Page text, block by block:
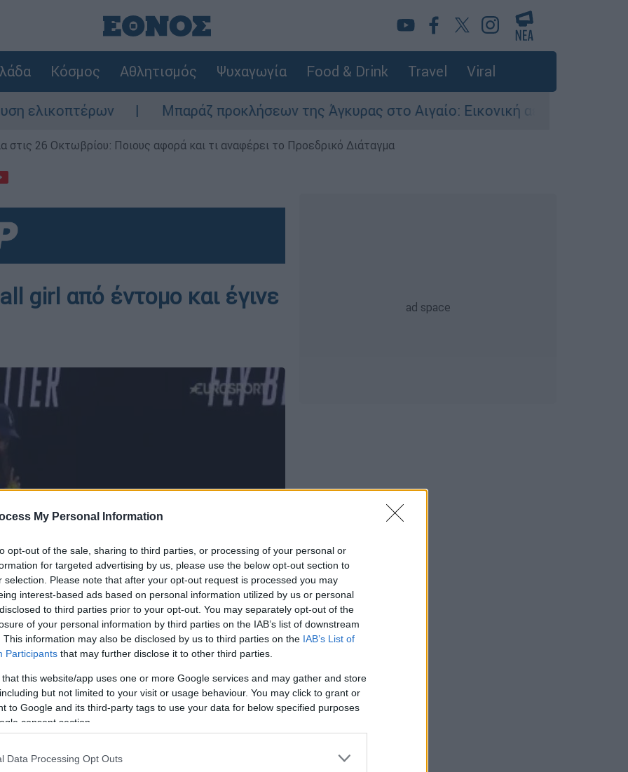
My Personal Information
opt-out of the sale, sharing to third parties, or processing of your personal or
for targeted advertising by us, please use the below opt-out section to
selection. Please note that after your opt-out request is processed you may
interest-based ads based on personal information utilized by us or personal
to third parties prior to your opt-out. You may separately opt-out of the
of your personal information by third parties on the IAB’s list of downstream
This information may also be disclosed by us to third parties on the IAB’s List of
Participants that may further disclose it to other third parties.
that this website/app uses one or more Google services and may gather and store
but not limited to your visit or usage behaviour. You may click to grant or
to Google and its third-party tags to use your data for below specified purposes
consent section.
Data Processing Opt Outs
Κόσμος Αθλητισμός Ψυχαγωγία Food & Drink Travel Viral
Μπαράζ προκλήσεων της Άγκυρας στο Αιγαίο: Εικονική αερομαχία ανάμεσα σε
στις 26 Οκτωβρίου: Ποιους αφορά και τι αναφέρει το Προεδρικό Διάταγμα
girl από έντομο και έγινε
το ΕΘΝΟΣ στη Google